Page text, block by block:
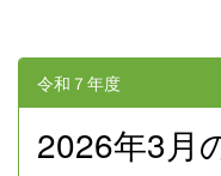
令和７年度
2026年3月